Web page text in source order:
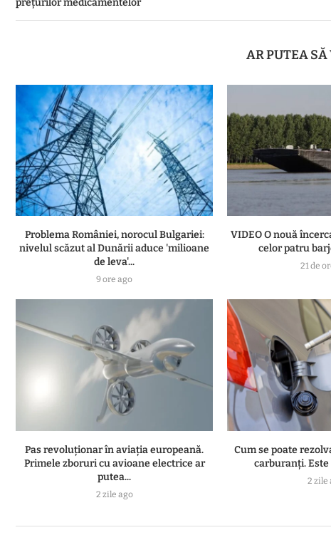
AR PUTEA
Problema României, norocul Bulgariei:
nivelul scăzut al Dunării aduce 'milioane
de leva'...
9 ore ago
VIDEO O nouă
celor patru
21 de
Pas revoluționar în aviația europeană.
Primele zboruri cu avioane electrice ar
putea...
2 zile ago
Cum se poate
carburanți. Este
2 zile